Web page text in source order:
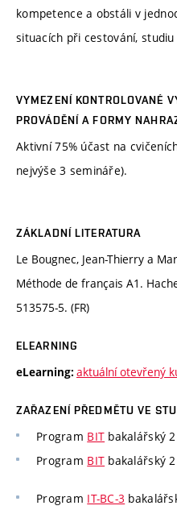
kompetence a obstáli v
situacích při cestování,
VYMEZENÍ KONTROLOVANÉ
PROVÁDĚNÍ A FORMY
Aktivní 75% účast na
nejvýše 3 semináře).
ZÁKLADNÍ LITERATURA
Le Bougnec, Jean-Thierry a
Méthode de français A1.
513575-5. (FR)
ELEARNING
eLearning: aktuální otevřený
ZAŘAZENÍ PŘEDMĚTU VE
Program BIT bakalářský
Program BIT bakalářský
Program IT-BC-3